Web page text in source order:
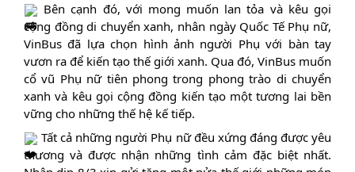
Bên cạnh đó, với mong muốn lan tỏa và kêu gọi
cộng đồng di chuyển xanh, nhân ngày Quốc Tế Phụ nữ,
VinBus đã lựa chọn hình ảnh người Phụ với bàn tay
vươn ra để kiến tạo thế giới xanh. Qua đó, VinBus muốn
cổ vũ Phụ nữ tiên phong trong phong trào di chuyển
xanh và kêu gọi cộng đồng kiến tạo một tương lai bền
vững cho những thế hệ kế tiếp.
Tất cả những người Phụ nữ đều xứng đáng được yêu
thương và được nhận những tình cảm đặc biệt nhất.